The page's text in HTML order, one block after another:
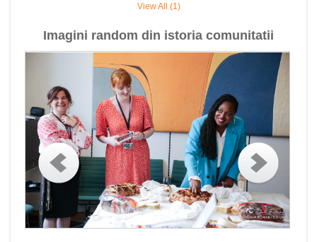
View All (1)
Imagini random din istoria comunitatii